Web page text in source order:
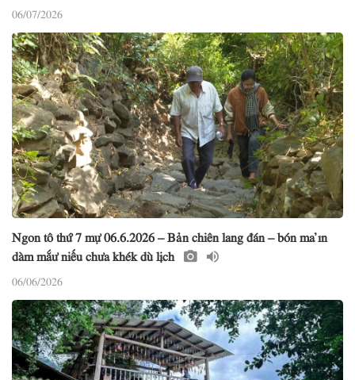
06/07/2026
Ngon tô thứ 7 mự 06.6.2026 – Bản chiên lang đán – bón ma ỉn
dàm mắư niếu chưa khék dù lịch
06/06/2026